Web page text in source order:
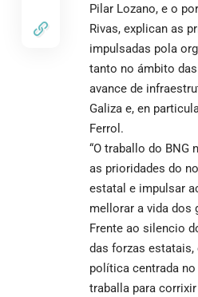
Pilar Lozano, e o
Rivas, explican as
impulsadas pola
tanto no ámbito
avance de
Galiza e, en
Ferrol.
“O traballo do BNG
as prioridades do
estatal e impulsar
mellorar a vida dos
Frente ao silencio
das forzas estatais,
política centrada
traballa para